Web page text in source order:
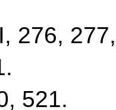
276,
521.